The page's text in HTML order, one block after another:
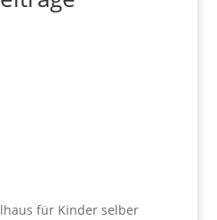
für Kinder selber